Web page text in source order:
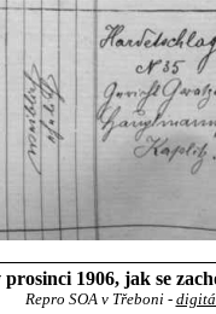
1906, jak se
Repro SOA v Třeboni -